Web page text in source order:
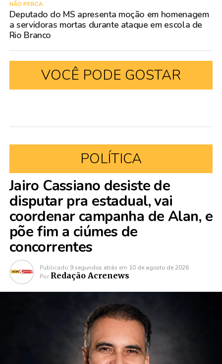
NÃO PERCA
Deputado do MS apresenta moção em homenagem
a servidoras mortas durante ataque em escola de
Rio Branco
VOCÊ PODE GOSTAR
POLÍTICA
Jairo Cassiano desiste de
disputar pra estadual, vai
coordenar campanha de Alan, e
põe fim a ciúmes de
concorrentes
Publicado 9 segundos atrás em 10 de agosto de 2026
Por Redação Acrenews